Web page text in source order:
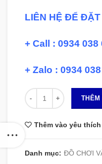
LIÊN HỆ ĐỂ
+ Call : 0934 038
+ Zalo : 0934
Số lượng
THÊM
Thêm vào yêu thích
Danh mục: ĐỒ CHƠI